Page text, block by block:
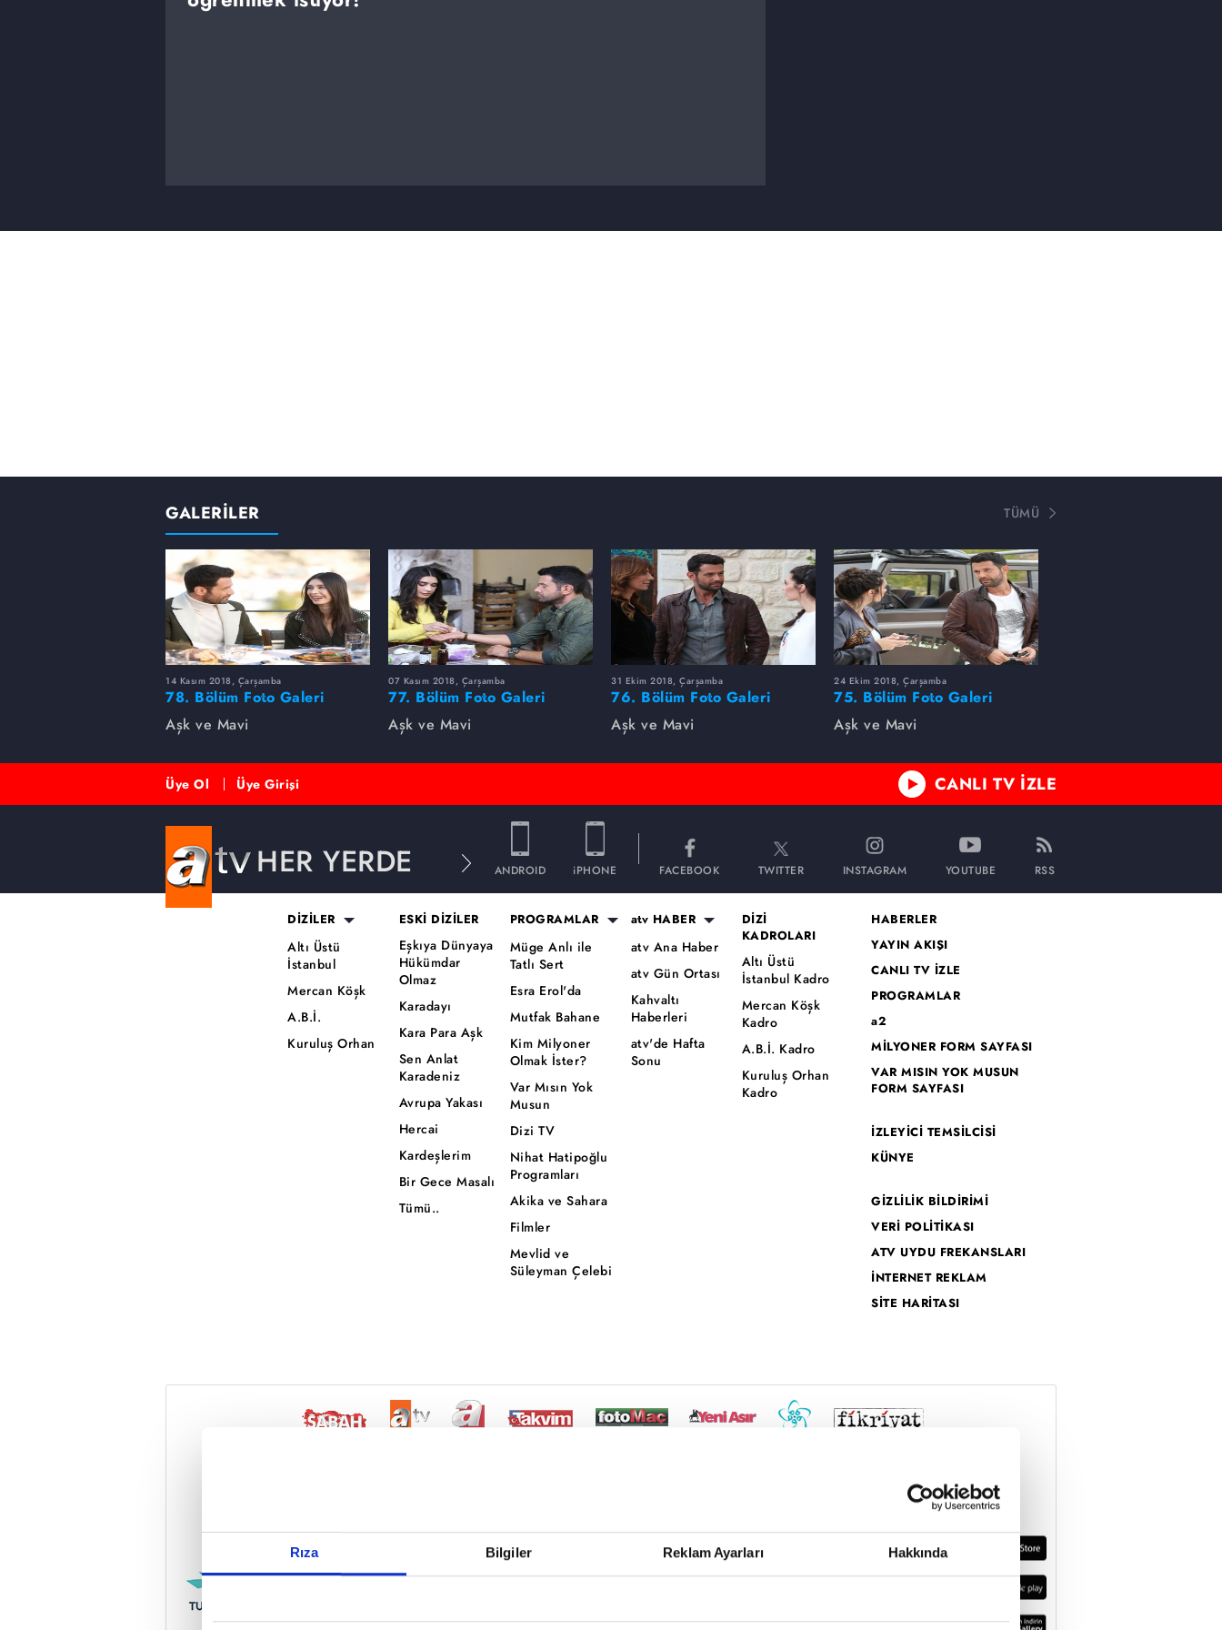
Rıza Bilgiler Reklam Ayarları Hakkında
Reddet
GALERİLER TÜMÜ
14 Kasım 2018, Çarşamba
78. Bölüm Foto Galeri
Aşk ve Mavi
07 Kasım 2018, Çarşamba
77. Bölüm Foto Galeri
Aşk ve Mavi
31 Ekim 2018, Çarşamba
76. Bölüm Foto Galeri
Aşk ve Mavi
24 Ekim 2018, Çarşamba
75. Bölüm Foto Galeri
Aşk ve Mavi
Üye Ol Üye Girişi CANLI TV İZLE
HER YERDE ANDROID iPHONE FACEBOOK TWITTER INSTAGRAM YOUTUBE RSS
DİZİLER
Altı Üstü
İstanbul
Mercan Köşk
A.B.İ.
Kuruluş Orhan
ESKİ DİZİLER
Eşkıya Dünyaya
Hükümdar
Olmaz
Karadayı
Kara Para Aşk
Sen Anlat
Karadeniz
Avrupa Yakası
Hercai
Kardeşlerim
Bir Gece Masalı
Tümü..
PROGRAMLAR
Müge Anlı ile
Tatlı Sert
Esra Erol'da
Mutfak Bahane
Kim Milyoner
Olmak İster?
Var Mısın Yok
Musun
Dizi TV
Nihat Hatipoğlu
Programları
Akika ve Sahara
Filmler
Mevlid ve
Süleyman Çelebi
atv HABER
atv Ana Haber
atv Gün Ortası
Kahvaltı
Haberleri
atv'de Hafta
Sonu
DİZİ
KADROLARI
Altı Üstü
İstanbul Kadro
Mercan Köşk
Kadro
A.B.İ. Kadro
Kuruluş Orhan
Kadro
HABERLER
YAYIN AKIŞI
CANLI TV İZLE
PROGRAMLAR
a2
MİLYONER FORM SAYFASI
VAR MISIN YOK MUSUN
FORM SAYFASI
İZLEYİCİ TEMSİLCİSİ
KÜNYE
GİZLİLİK BİLDİRİMİ
VERİ POLİTİKASI
ATV UYDU FREKANSLARI
İNTERNET REKLAM
SİTE HARİTASI